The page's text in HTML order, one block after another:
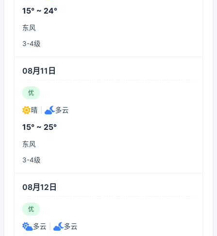
15° ~ 24°
东风
3-4级
08月11日
优
晴 多云
15° ~ 25°
东风
3-4级
08月12日
优
多云 多云